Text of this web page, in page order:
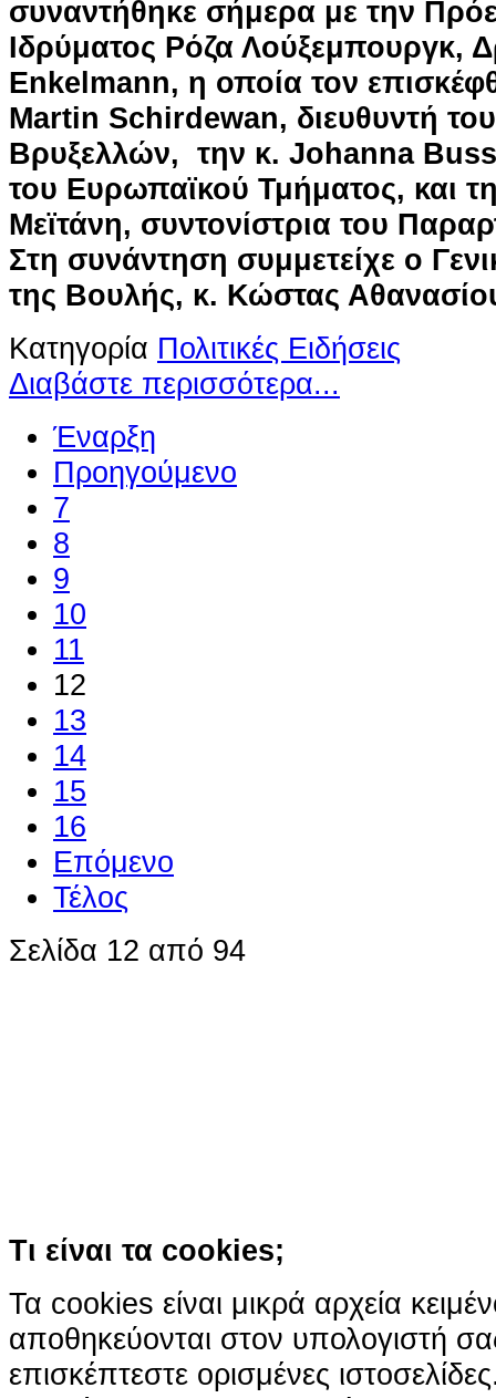
συναντήθηκε σήμερα με την
Ιδρύματος Ρόζα Λούξεμπουργκ,
Enkelmann, η οποία τον
Martin Schirdewan, διευθυντή
Βρυξελλών, την κ. Johanna
του Ευρωπαϊκού Τμήματος, και
Μεϊτάνη, συντονίστρια του
Στη συνάντηση συμμετείχε ο
της Βουλής, κ. Κώστας
Κατηγορία Πολιτικές Ειδήσεις
Διαβάστε περισσότερα...
Έναρξη
Προηγούμενο
7
8
9
10
11
12
13
14
15
16
Επόμενο
Τέλος
Σελίδα 12 από 94
Τι είναι τα cookies;
Τα cookies είναι μικρά αρχεία
αποθηκεύονται στον υπολογιστή
επισκέπτεστε ορισμένες